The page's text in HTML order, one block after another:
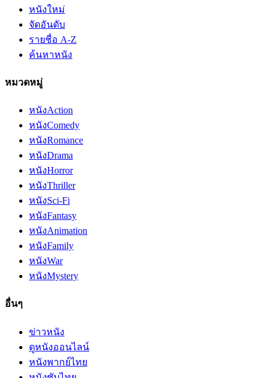
หนังใหม่
จัดอันดับ
รายชื่อ A-Z
ค้นหาหนัง
หมวดหมู่
หนังAction
หนังComedy
หนังRomance
หนังDrama
หนังHorror
หนังThriller
หนังSci-Fi
หนังFantasy
หนังAnimation
หนังFamily
หนังWar
หนังMystery
อื่นๆ
ข่าวหนัง
ดูหนังออนไลน์
หนังพากย์ไทย